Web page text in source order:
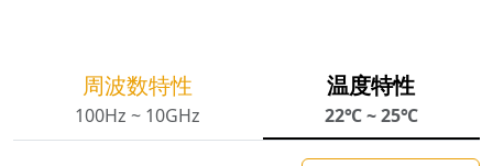
周波数特性
100Hz ~ 10GHz
温度特性
22℃ ~ 25℃